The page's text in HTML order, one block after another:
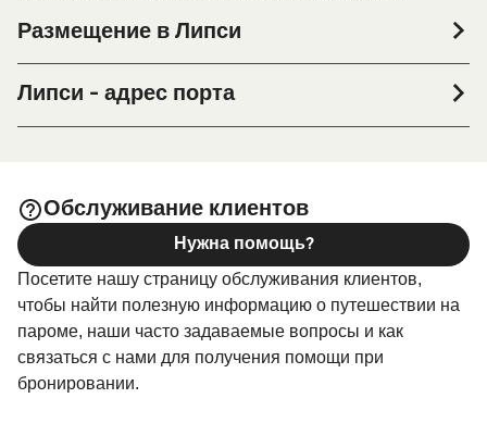
Размещение в Липси
Если вы планируете провести ночь в порту Липси или
его окрестностях перед или после вашей поездки, или
Липси - адрес порта
Обслуживание клиентов
Посетите нашу страницу обслуживания клиентов,
чтобы найти полезную информацию о путешествии на
пароме, наши часто задаваемые вопросы и как
связаться с нами для получения помощи при
бронировании.
Нужна помощь?